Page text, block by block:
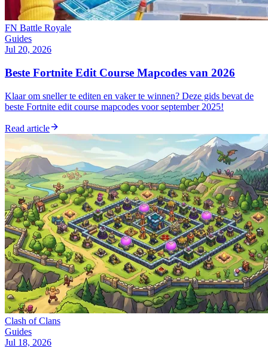
FN Battle Royale
Guides
Jul 20, 2026
Beste Fortnite Edit Course Mapcodes van 2026
Klaar om sneller te editen en vaker te winnen? Deze gids bevat de
beste Fortnite edit course mapcodes voor september 2025!
Read article
Clash of Clans
Guides
Jul 18, 2026